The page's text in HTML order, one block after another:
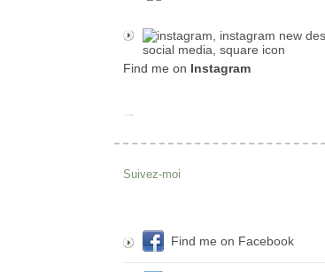
Find me on Instagram
Suivez-moi
Find me on Facebook